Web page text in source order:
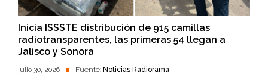
Inicia ISSSTE distribución de 915 camillas
radiotransparentes, las primeras 54 llegan a
Jalisco y Sonora
julio 30, 2026 Fuente: Noticias Radiorama